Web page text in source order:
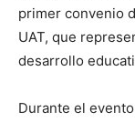
primer convenio
UAT, que
desarrollo
Durante el